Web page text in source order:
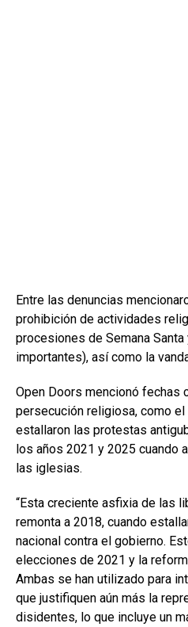
Entre las denuncias
prohibición de actividades
procesiones de Semana
importantes), así como la
Open Doors mencionó fechas
persecución religiosa, como el
estallaron las protestas
los años 2021 y 2025 cuando
las iglesias.
“Esta creciente asfixia de las
remonta a 2018, cuando
nacional contra el gobierno.
elecciones de 2021 y la
Ambas se han utilizado para
que justifiquen aún más la
disidentes, lo que incluye un